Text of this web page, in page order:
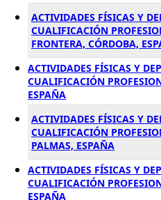
ACTIVIDADES FÍSICAS Y
CUALIFICACIÓN
FRONTERA, CÓRDOBA,
ACTIVIDADES FÍSICAS Y
CUALIFICACIÓN
ESPAÑA
ACTIVIDADES FÍSICAS Y
CUALIFICACIÓN
PALMAS, ESPAÑA
ACTIVIDADES FÍSICAS Y
CUALIFICACIÓN
ESPAÑA